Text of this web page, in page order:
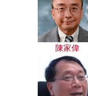
陳家偉